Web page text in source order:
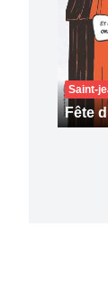
Saint-
Fête